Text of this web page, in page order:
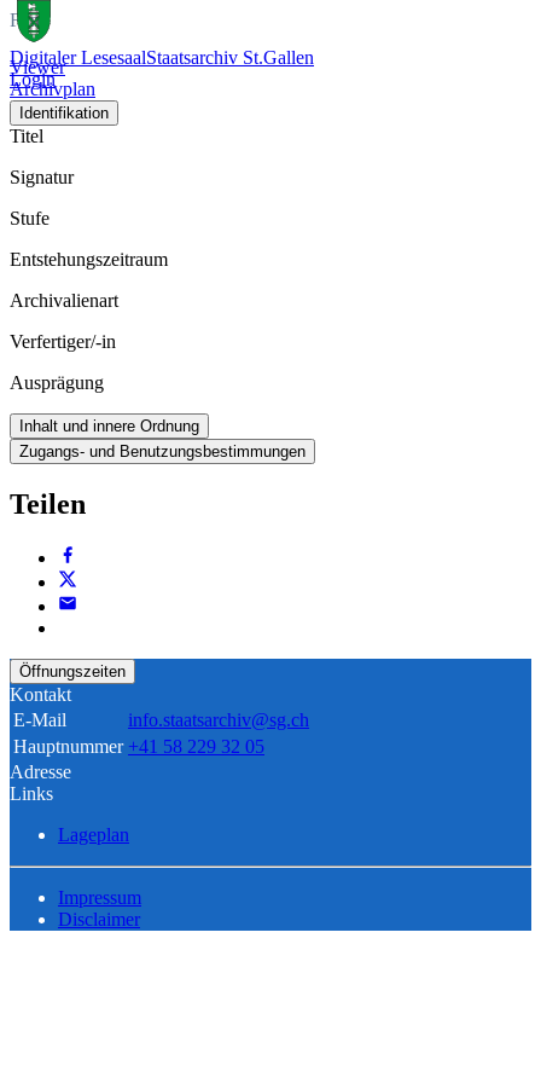
Digitaler LesesaalStaatsarchiv St.Gallen
Login
Film
Viewer
Archivplan
Identifikation
Titel
Signatur
Stufe
Entstehungszeitraum
Archivalienart
Verfertiger/-in
Ausprägung
Inhalt und innere Ordnung
Zugangs- und Benutzungsbestimmungen
Teilen
Öffnungszeiten
Kontakt
E-Mail
info.staatsarchiv@sg.ch
Hauptnummer +41 58 229 32 05
Adresse
Links
Lageplan
Impressum
Disclaimer